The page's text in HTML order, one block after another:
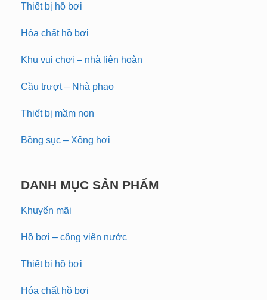
Thiết bị hồ bơi
Hóa chất hồ bơi
Khu vui chơi – nhà liên hoàn
Cầu trượt – Nhà phao
Thiết bị mầm non
Bồng sục – Xông hơi
DANH MỤC SẢN PHẨM
Khuyến mãi
Hồ bơi – công viên nước
Thiết bị hồ bơi
Hóa chất hồ bơi